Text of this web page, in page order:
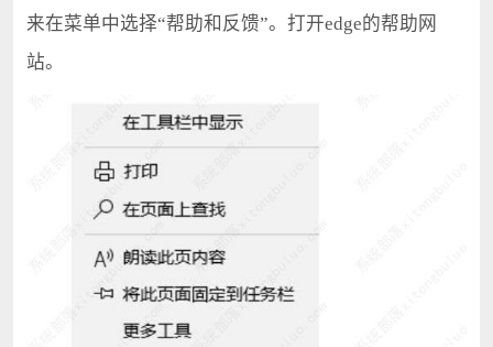
来在菜单中选择“帮助和反馈”。打开edge的帮助网
站。